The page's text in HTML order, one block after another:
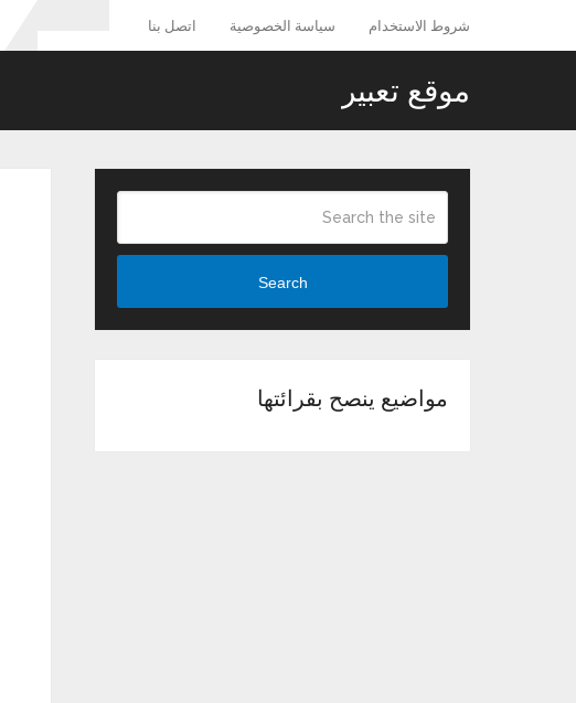
شروط الاستخدام سياسة الخصوصية اتصل بنا
موقع تعبير
Search
مواضيع ينصح بقرائتها